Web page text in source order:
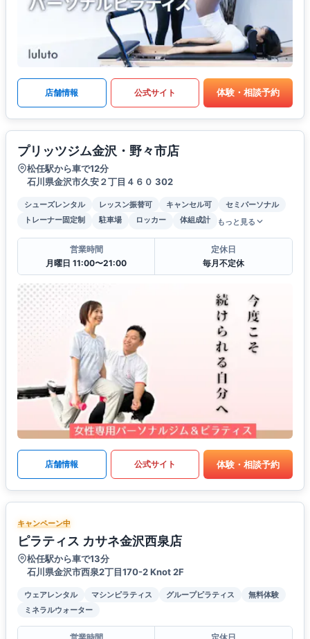
店舗情報 公式サイト 体験・相談予約
プリッツジム金沢・野々市店
松任駅から車で12分
石川県金沢市久安２丁目４６０ 302
シューズレンタル レッスン振替可 キャンセル可
セミパーソナル
トレーナー固定制
駐車場 ロッカー 体組成計 もっと見る
営業時間
月曜日 11:00〜21:00
定休日
毎月不定休
店舗情報 公式サイト 体験・相談予約
キャンペーン中
ピラティス カサネ金沢西泉店
松任駅から車で13分
石川県金沢市西泉2丁目170-2 Knot 2F
ウェアレンタル マシンピラティス グループピラティス
無料体験
ミネラルウォーター